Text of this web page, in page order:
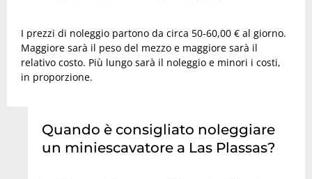
I prezzi di noleggio partono da circa 50-60,00 € al giorno.
Maggiore sarà il peso del mezzo e maggiore sarà il
relativo costo. Più lungo sarà il noleggio e minori i costi,
in proporzione.
Quando è consigliato noleggiare
un miniescavatore a Las Plassas?